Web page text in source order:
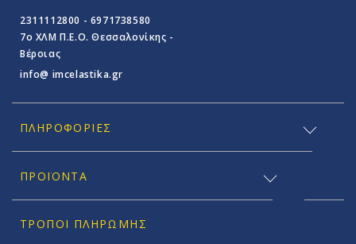
2311112800 - 6971738580
7o ΧΛΜ Π.E.O. Θεσσαλονίκης -
Βέροιας
info@ imcelastika.gr
ΠΛΗΡΟΦΟΡΊΕΣ
ΠΡΟΪΟΝΤΑ
ΤΡΌΠΟΙ ΠΛΗΡΩΜΉΣ